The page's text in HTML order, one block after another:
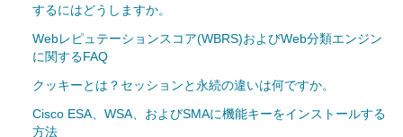
するにはどうしますか。
Webレピュテーションスコア(WBRS)およびWeb分類エンジン
に関するFAQ
クッキーとは？セッションと永続の違いは何ですか。
Cisco ESA、WSA、およびSMAに機能キーをインストールする
方法